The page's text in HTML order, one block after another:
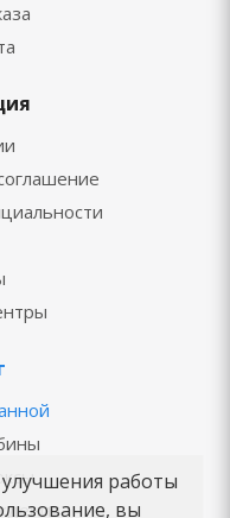
работы
вы